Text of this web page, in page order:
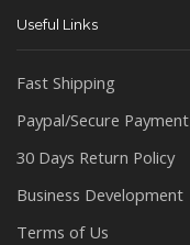
Useful Links
Fast Shipping
Paypal/Secure Payment
30 Days Return Policy
Business Development
Terms of Us